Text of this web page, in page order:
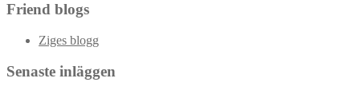
Friend blogs
Ziges blogg
Senaste inläggen